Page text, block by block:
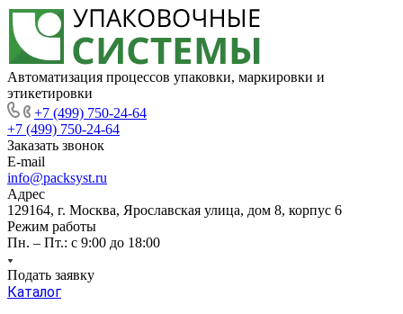
Автоматизация процессов упаковки, маркировки и
этикетировки
+7 (499) 750-24-64
+7 (499) 750-24-64
Заказать звонок
E-mail
info@packsyst.ru
Адрес
129164, г. Москва, Ярославская улица, дом 8, корпус 6
Режим работы
Пн. – Пт.: с 9:00 до 18:00
Подать заявку
Каталог